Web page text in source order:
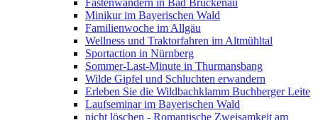
Fastenwandern in Bad Brückenau
Minikur im Bayerischen Wald
Familienwoche im Allgäu
Wellness und Traktorfahren im Altmühltal
Sportaction in Nürnberg
Sommer-Last-Minute in Thurmansbang
Wilde Gipfel und Schluchten erwandern
Erleben Sie die Wildbachklamm Buchberger Leite
Laufseminar im Bayerischen Wald
nicht löschen - Romantische Zweisamkeit am